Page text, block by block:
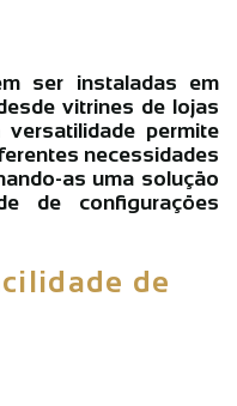
ser instaladas em
vitrines de lojas
permite
necessidades
as uma solução
de configurações
de